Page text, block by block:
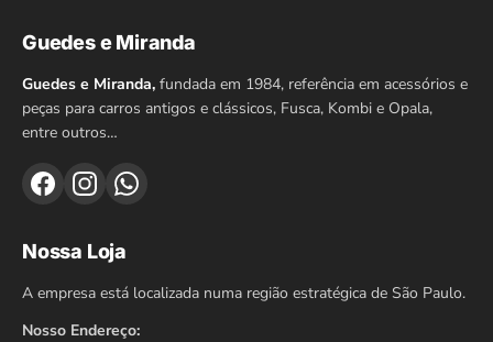
Guedes e Miranda
Guedes e Miranda, fundada em 1984, referência em acessórios e
peças para carros antigos e clássicos, Fusca, Kombi e Opala,
entre outros…
Nossa Loja
A empresa está localizada numa região estratégica de São Paulo.
Nosso Endereço: